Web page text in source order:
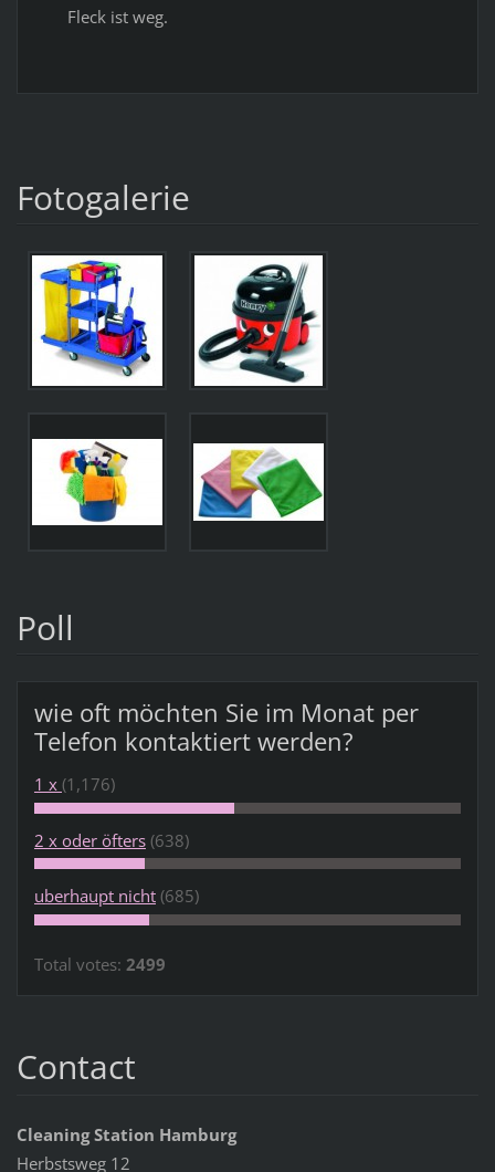
Fleck ist weg.
Fotogalerie
Poll
wie oft möchten Sie im Monat per
Telefon kontaktiert werden?
1 x (1,176)
2 x oder öfters (638)
uberhaupt nicht (685)
Total votes: 2499
Contact
Cleaning Station Hamburg
Herbstsweg 12